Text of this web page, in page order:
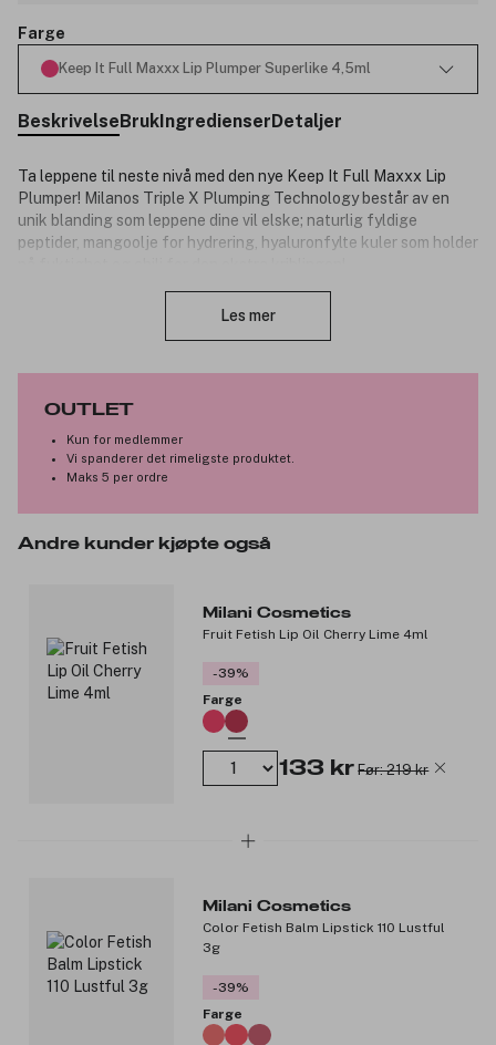
Farge
Keep It Full Maxxx Lip Plumper Superlike 4,5ml
BeskrivelseBrukIngredienserDetaljer
Ta leppene til neste nivå med den nye Keep It Full Maxxx Lip
Plumper! Milanos Triple X Plumping Technology består av en
unik blanding som leppene dine vil elske; naturlig fyldige
peptider, mangoolje for hydrering, hyaluronfylte kuler som holder
3210539
Les mer
OUTLET
Kun for medlemmer
Vi spanderer det rimeligste produktet.
Maks 5 per ordre
Andre kunder kjøpte også
Milani Cosmetics
Fruit Fetish Lip Oil Cherry Lime 4ml
-39%
Farge
133 kr Før: 219 kr
Milani Cosmetics
Color Fetish Balm Lipstick 110 Lustful
3g
-39%
Farge